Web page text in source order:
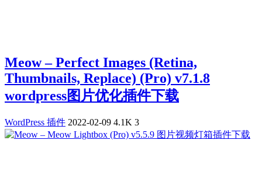
Meow – Perfect Images (Retina,
Thumbnails, Replace) (Pro) v7.1.8
wordpress图片优化插件下载
WordPress 插件 2022-02-09 4.1K 3